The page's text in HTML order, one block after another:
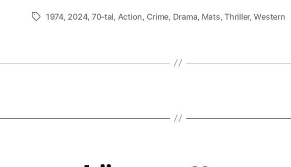
Etiketter
1974, 2024, 70-tal, Action, Crime, Drama, Mats,Thriller,Western